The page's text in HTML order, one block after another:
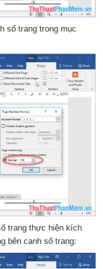
số trang trong mục
trang thực hiện kích
bên cạnh số trang: